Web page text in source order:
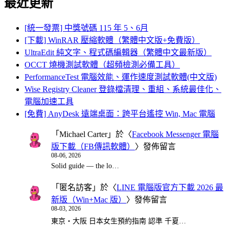
最近更新
[統一發票] 中獎號碼 115 年 5、6月
[下載] WinRAR 壓縮軟體（繁體中文版+免費版）
UltraEdit 純文字、程式碼編輯器（繁體中文最新版）
OCCT 燒機測試軟體（超頻檢測必備工具）
PerformanceTest 電腦效能、運作速度測試軟體(中文版)
Wise Registry Cleaner 登錄檔清理、重組、系統最佳化、
電腦加速工具
[免費] AnyDesk 遠端桌面：跨平台遙控 Win, Mac 電腦
「 Michael Carter」於〈Facebook Messenger 電腦
版下載（FB傳訊軟體） 〉發佈留言
08-06, 2026
Solid guide — the lo…
「 匿名訪客 」於〈LINE 電腦版官方下載 2026 最
新版（Win+Mac 版） 〉發佈留言
08-03, 2026
東京・大阪 日本女生預約指南 認準 千夏…